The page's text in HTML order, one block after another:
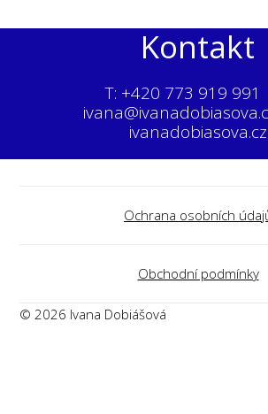
Kontakt
T: +420 773 919 991
ivanadobiasova.cz
Ochrana osobních
Obchodní podmínky
© 2026 Ivana Dobiášová